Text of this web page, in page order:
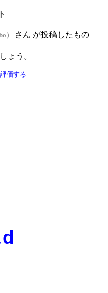
）
さん が投稿したもの
ょう。
価する